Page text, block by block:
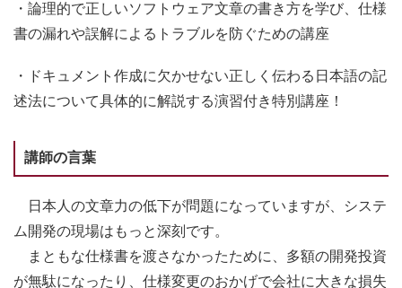
・論理的で正しいソフトウェア文章の書き方を学び、仕様
書の漏れや誤解によるトラブルを防ぐための講座
・ドキュメント作成に欠かせない正しく伝わる日本語の記
述法について具体的に解説する演習付き特別講座！
講師の言葉
日本人の文章力の低下が問題になっていますが、システ
ム開発の現場はもっと深刻です。
まともな仕様書を渡さなかったために、多額の開発投資
が無駄になったり、仕様変更のおかげで会社に大きな損失